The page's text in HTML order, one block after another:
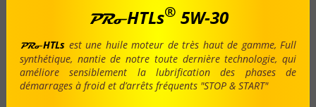
PRoHTLs® 5W-30
PRoHTLs est une huile moteur de très haut de gamme, Full
synthétique, nantie de notre toute dernière technologie, qui
améliore sensiblement la lubrification des phases de
démarrages à froid et d’arrêts fréquents "STOP & START"